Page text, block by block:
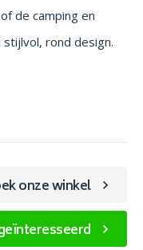
de camping en
rond design.
onze winkel